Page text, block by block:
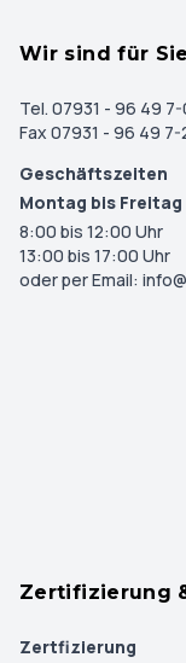
Wir sind für
Tel. 07931 - 96 49 7-
Fax 07931 - 96 49 7-
Geschäftszeiten
Montag bis Freitag
8:00 bis 12:00 Uhr
13:00 bis 17:00 Uhr
oder per Email:
Zertifizierung
Zertfizierung